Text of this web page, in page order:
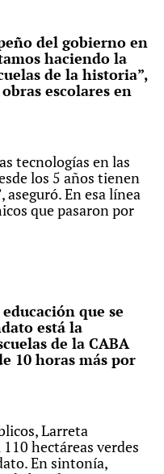
del gobierno en
haciendo la
de la historia”,
escolares en
tecnologías en las
los 5 años tienen
aseguró. En esa línea
que pasaron por
que se
está la
de la CABA
10 horas más por
Larreta
hectáreas verdes
En sintonía,